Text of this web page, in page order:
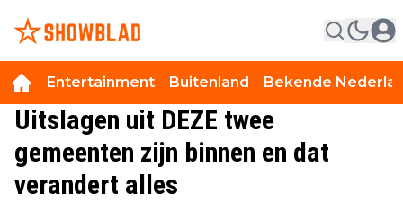
Entertainment Buitenland Bekende
Uitslagen uit DEZE twee
gemeenten zijn binnen en dat
verandert alles